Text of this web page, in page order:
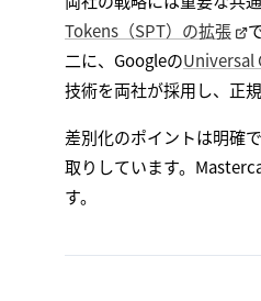
Tokens（SPT）の拡張
二に、GoogleのUniversal
技術を両社が採用し、正
差別化のポイントは明確
取りしています。
す。